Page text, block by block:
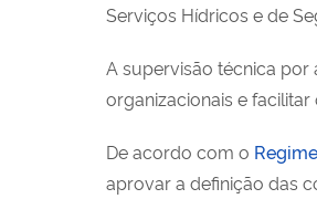
Serviços Hídricos e de
A supervisão técnica por
organizacionais e
De acordo com o
aprovar a definição das